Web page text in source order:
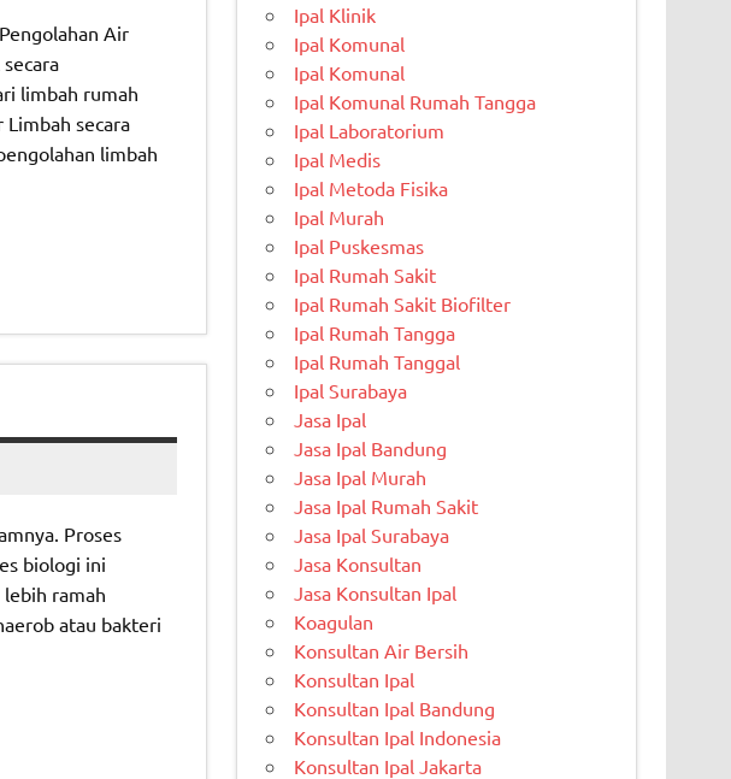
Air
limbah rumah
secara
limbah
Proses
biologi ini
ramah
atau bakteri
Ipal Klinik
Ipal Komunal
Ipal Komunal
Ipal Komunal Rumah Tangga
Ipal Laboratorium
Ipal Medis
Ipal Metoda Fisika
Ipal Murah
Ipal Puskesmas
Ipal Rumah Sakit
Ipal Rumah Sakit Biofilter
Ipal Rumah Tangga
Ipal Rumah Tanggal
Ipal Surabaya
Jasa Ipal
Jasa Ipal Bandung
Jasa Ipal Murah
Jasa Ipal Rumah Sakit
Jasa Ipal Surabaya
Jasa Konsultan
Jasa Konsultan Ipal
Koagulan
Konsultan Air Bersih
Konsultan Ipal
Konsultan Ipal Bandung
Konsultan Ipal Indonesia
Konsultan Ipal Jakarta